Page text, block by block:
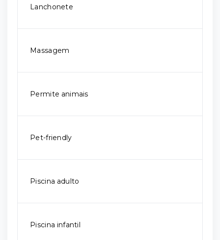
Lanchonete
Massagem
Permite animais
Pet-friendly
Piscina adulto
Piscina infantil